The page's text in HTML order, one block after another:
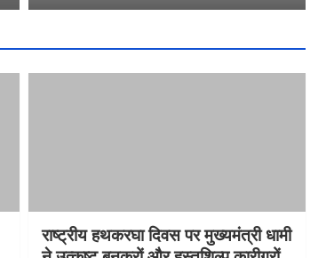
राष्ट्रीय हथकरघा दिवस पर मुख्यमंत्री धामी